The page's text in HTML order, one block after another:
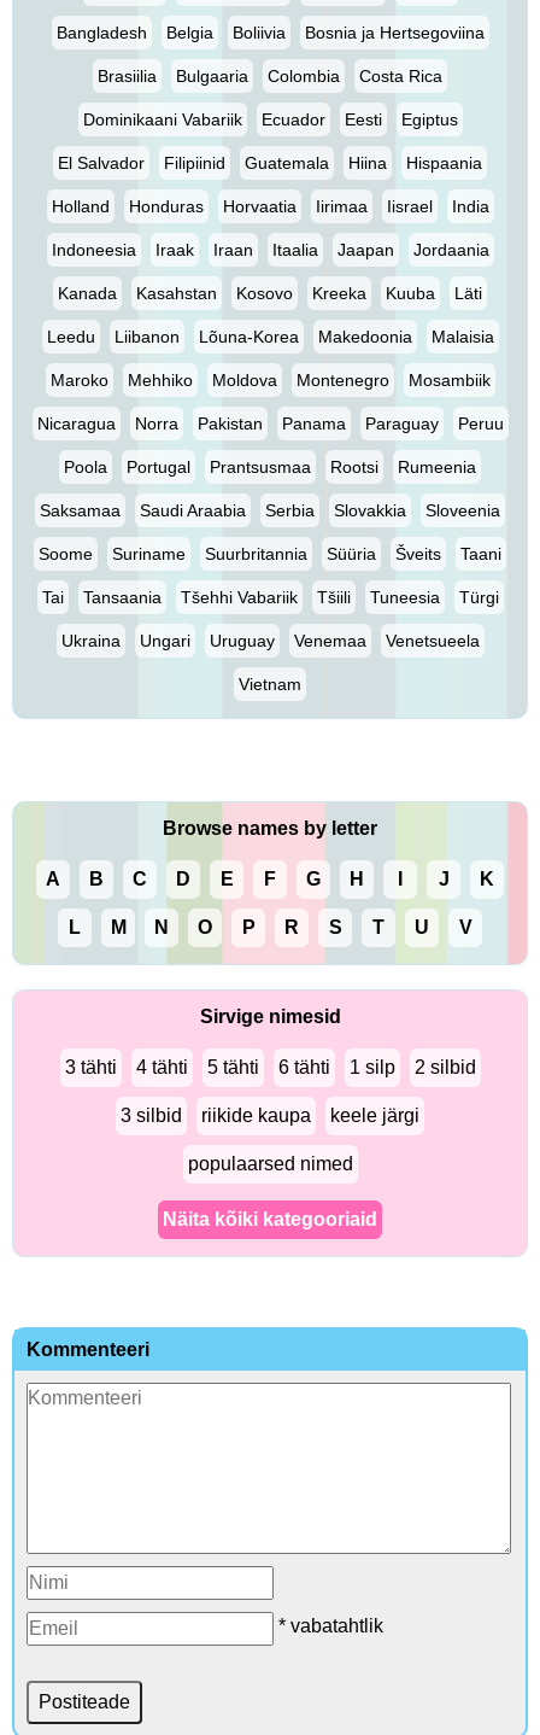
Bangladesh Belgia Boliivia Bosnia ja Hertsegoviina
Brasiilia Bulgaaria Colombia Costa Rica
Dominikaani Vabariik Ecuador Eesti Egiptus
El Salvador Filipiinid Guatemala Hiina Hispaania
Holland Honduras Horvaatia Iirimaa Iisrael India
Indoneesia Iraak Iraan Itaalia Jaapan Jordaania
Kanada Kasahstan Kosovo Kreeka Kuuba Läti
Leedu Liibanon Lõuna-Korea Makedoonia Malaisia
Maroko Mehhiko Moldova Montenegro Mosambiik
Nicaragua Norra Pakistan Panama Paraguay Peruu
Poola Portugal Prantsusmaa Rootsi Rumeenia
Saksamaa Saudi Araabia Serbia Slovakkia Sloveenia
Soome Suriname Suurbritannia Süüria Šveits Taani
Tai Tansaania Tšehhi Vabariik Tšiili Tuneesia Türgi
Ukraina Ungari Uruguay Venemaa Venetsueela
Vietnam
Browse names by letter
A B C D E F G H J K
L M N O P R S T U V
Sirvige nimesid
3 tähti 4 tähti 5 tähti 6 tähti 1 silp 2 silbid
3 silbid riikide kaupa keele järgi
populaarsed nimed
Näita kõiki kategooriaid
Kommenteeri
* vabatahtlik